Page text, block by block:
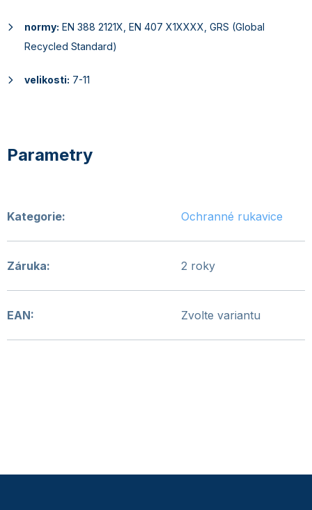
normy: EN 388 2121X, EN 407 X1XXXX, GRS (Global
Recycled Standard)
velikosti: 7-11
Kategorie: Ochranné rukavice
Záruka: 2 roky
EAN: Zvolte variantu